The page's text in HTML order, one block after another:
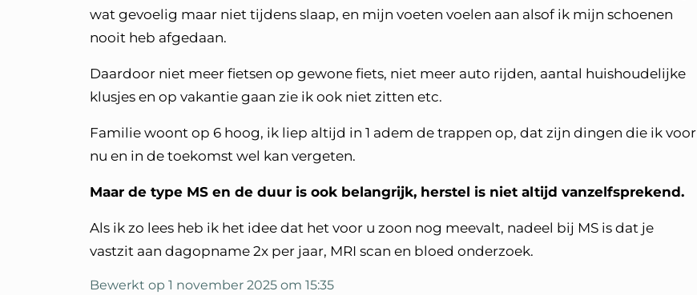
wat gevoelig maar niet tijdens slaap, en mijn voeten voelen aan alsof ik mijn schoenen
nooit heb afgedaan.
Daardoor niet meer fietsen op gewone fiets, niet meer auto rijden, aantal huishoudelijke
klusjes en op vakantie gaan zie ik ook niet zitten etc.
Familie woont op 6 hoog, ik liep altijd in 1 adem de trappen op, dat zijn dingen die ik voor
nu en in de toekomst wel kan vergeten.
Maar de type MS en de duur is ook belangrijk, herstel is niet altijd vanzelfsprekend.
Als ik zo lees heb ik het idee dat het voor u zoon nog meevalt, nadeel bij MS is dat je
vastzit aan dagopname 2x per jaar, MRI scan en bloed onderzoek.
Bewerkt op 1 november 2025 om 15:35